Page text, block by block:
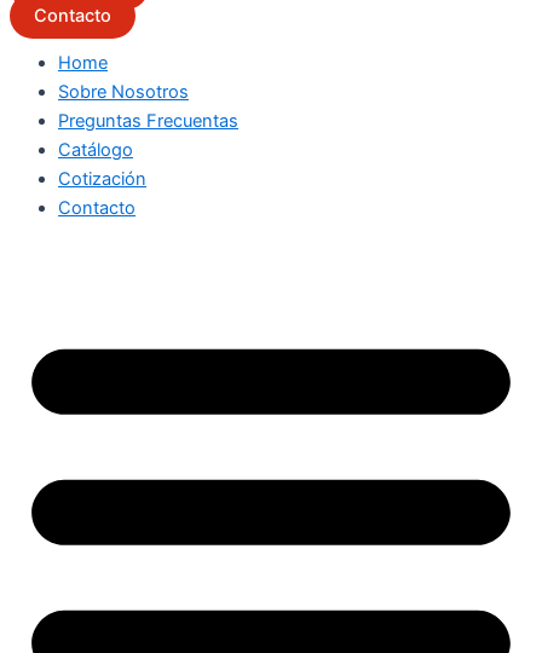
Contacto
Home
Sobre Nosotros
Preguntas Frecuentas
Catálogo
Cotización
Contacto